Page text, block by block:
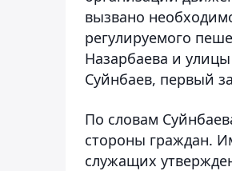
вызвано
регулируемого
Назарбаева и
Суйнбаев, первый
По словам
стороны граждан.
служащих